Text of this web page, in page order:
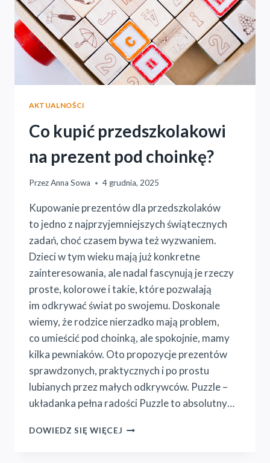
AKTUALNOŚCI
Co kupić przedszkolakowi
na prezent pod choinkę?
PrzezAnna Sowa 4 grudnia, 2025
Kupowanie prezentów dla przedszkolaków
to jedno z najprzyjemniejszych świątecznych
zadań, choć czasem bywa też wyzwaniem.
Dzieci w tym wieku mają już konkretne
zainteresowania, ale nadal fascynują je rzeczy
proste, kolorowe i takie, które pozwalają
im odkrywać świat po swojemu. Doskonale
wiemy, że rodzice nierzadko mają problem,
co umieścić pod choinką, ale spokojnie, mamy
kilka pewniaków. Oto propozycje prezentów
sprawdzonych, praktycznych i po prostu
lubianych przez małych odkrywców. Puzzle –
układanka pełna radości Puzzle to absolutny…
DOWIEDZ SIĘ WIĘCEJ CO